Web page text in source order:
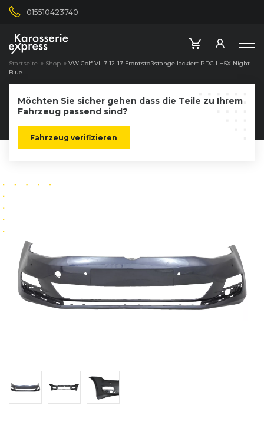
015510423740
Startseite » Shop » VW Golf VII 7 12-17 Frontstoßstange lackiert PDC LH5X Night
Blue
Möchten Sie sicher gehen dass die Teile zu Ihrem
Fahrzeug passend sind?
Fahrzeug verifizieren